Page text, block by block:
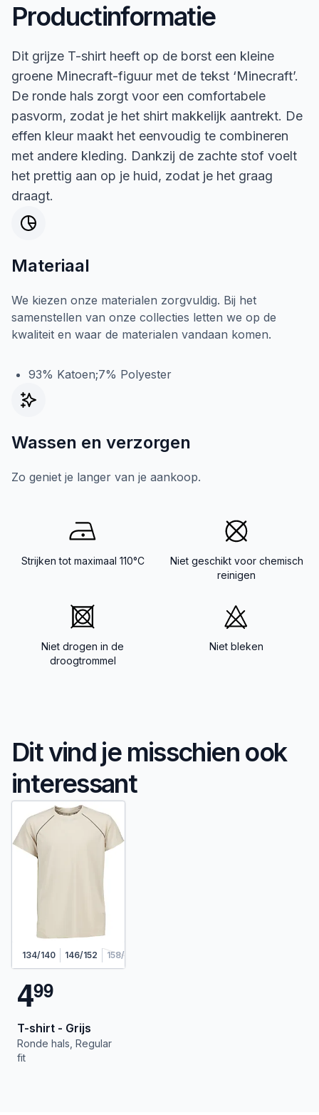
Productinformatie
Dit grijze T-shirt heeft op de borst een kleine
groene Minecraft-figuur met de tekst ‘Minecraft’.
De ronde hals zorgt voor een comfortabele
pasvorm, zodat je het shirt makkelijk aantrekt. De
effen kleur maakt het eenvoudig te combineren
met andere kleding. Dankzij de zachte stof voelt
het prettig aan op je huid, zodat je het graag
draagt.
Materiaal
We kiezen onze materialen zorgvuldig. Bij het
samenstellen van onze collecties letten we op de
kwaliteit en waar de materialen vandaan komen.
93% Katoen;7% Polyester
Wassen en verzorgen
Zo geniet je langer van je aankoop.
Strijken tot maximaal 110°C
Niet geschikt voor chemisch
reinigen
Niet drogen in de
droogtrommel
Niet bleken
Dit vind je misschien ook
interessant
134/140 146/152 158/164
499
T-shirt - Grijs
Ronde hals, Regular
fit